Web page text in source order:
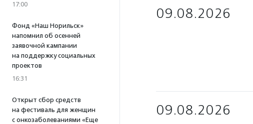
17:00
Фонд «Наш Норильск»
напомнил об осенней
заявочной кампании
на поддержку социальных
проектов
16:31
Открыт сбор средств
на фестиваль для женщин
с онкозаболеваниями «Еще
09.08.2026
09.08.2026